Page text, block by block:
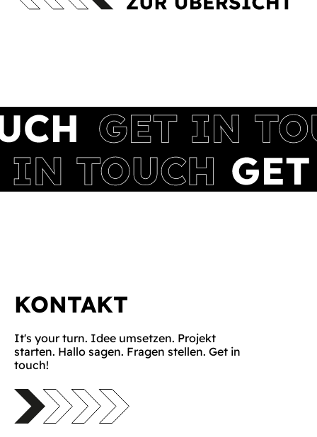
KONTAKT
It's your turn. Idee umsetzen. Projekt
starten. Hallo sagen. Fragen stellen. Get in
touch!